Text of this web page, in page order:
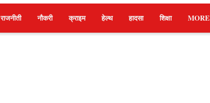
राजनीती नौकरी क्राइम हेल्थ हादसा शिक्षा MORE